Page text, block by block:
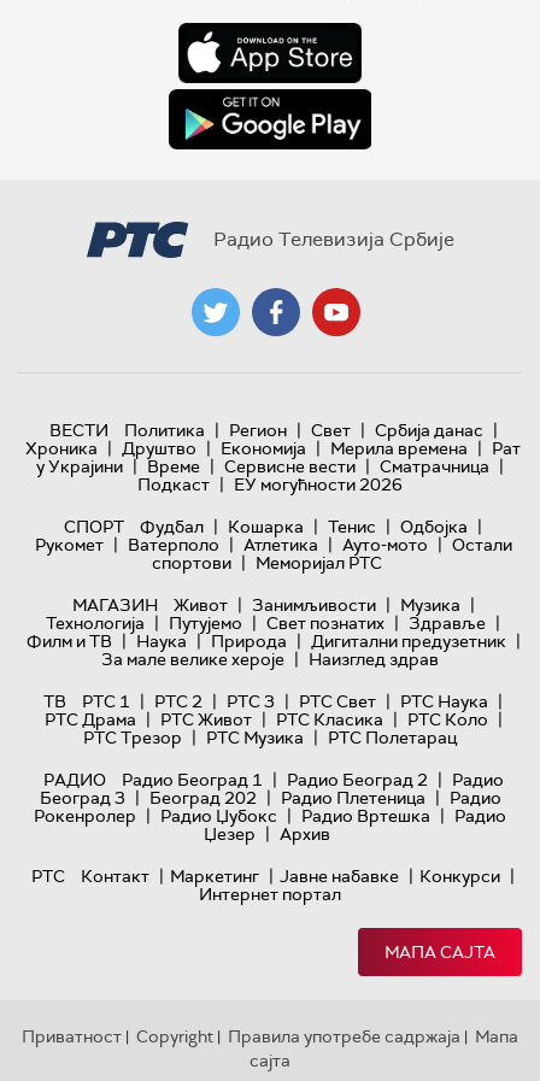
Радио Телевизија Србије
ВЕСТИ Политика | Регион | Свет | Србија данас |
Хроника | Друштво | Економија | Мерила времена | Рат
у Украјини | Време | Сервисне вести | Сматрачница |
Подкаст | ЕУ могућности 2026
СПОРТ
Фудбал | Кошарка | Тенис | Одбојка |
Рукомет | Ватерполо | Атлетика | Ауто-мото | Остали
спортови | Меморијал РТС
МАГАЗИН
Живот | Занимљивости | Музика |
Технологијa | Путујемо | Свет познатих | Здравље |
Филм и ТВ | Наука | Природа | Дигитални предузетник |
За мале велике хероје | Наизглед здрав
ТВ
РТС 1 | РТС 2 | РТС 3 | РТС Свет | РТС Наука |
РТС Драма | РТС Живот | РТС Класика | РТС Коло |
РТС Трезор | РТС Музика | РТС Полетарац
РАДИО
Радио Београд 1 | Радио Београд 2 | Радио
Београд 3 | Београд 202 | Радио Плетеница | Радио
Рокенролер | Радио Џубокс | Радио Вртешка | Радио
Џезер | Архив
РТС
Контакт | Маркетинг | Јавне набавке | Конкурси |
Интернет портал
МАПА САЈТА
Приватност | Copyright | Правила употребе садржаја | Мапа
сајта